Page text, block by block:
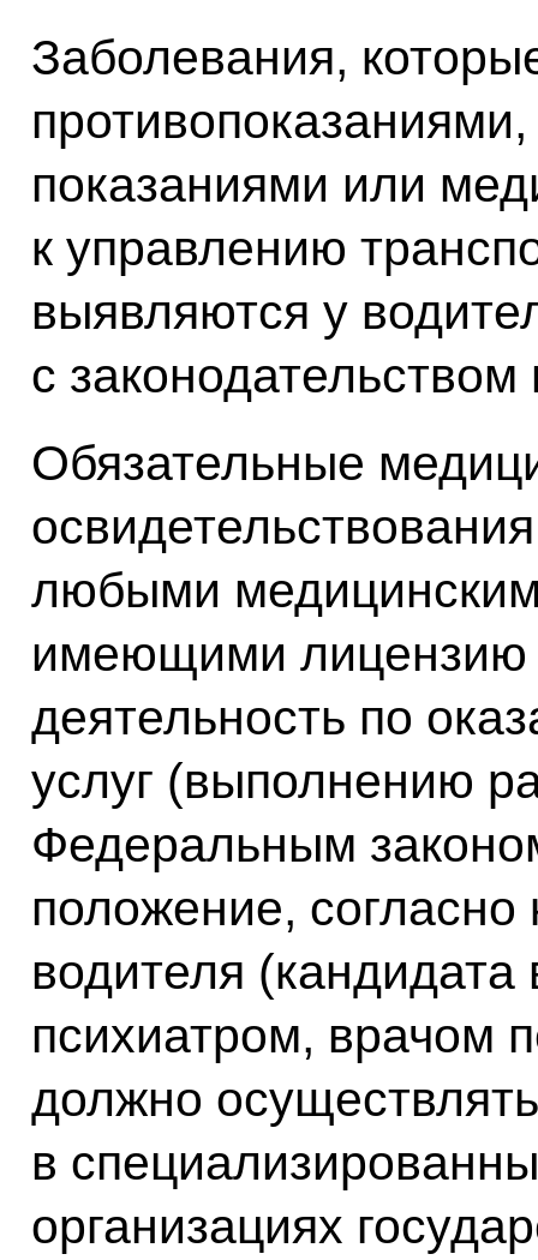
Заболевания,
показаниями или
к управлению
выявляются у
с
Обязательные
любыми
имеющими лицензию
деятельность по
услуг (выполнению
Федеральным
положение,
водителя
психиатром, врачом
должно
в
организациях